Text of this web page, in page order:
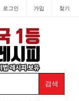
로그인 가입 찾기